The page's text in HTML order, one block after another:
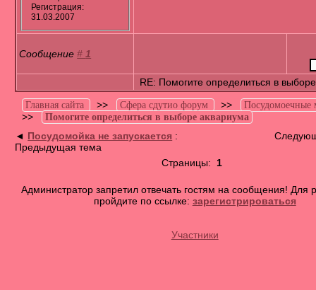
Регистрация:
31.03.2007
Сообщение# 1
RE: Помогите определиться в
Главная сайта >> Сфера сдутио форум >>
>> Помогите определиться в выборе аквариума
◄ Посудомойка не запускается :
Предыдущая тема
Страницы: 1
Администратор запретил отвечать гостям на сообщения! Для
пройдите по ссылке: зарегистрироваться
Участники